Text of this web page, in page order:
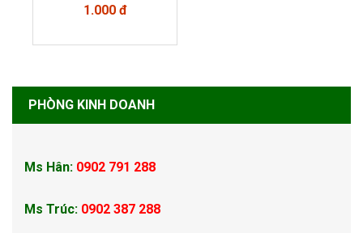
1.000 đ
PHÒNG KINH DOANH
Ms Hân: 0902 791 288
Ms Trúc: 0902 387 288